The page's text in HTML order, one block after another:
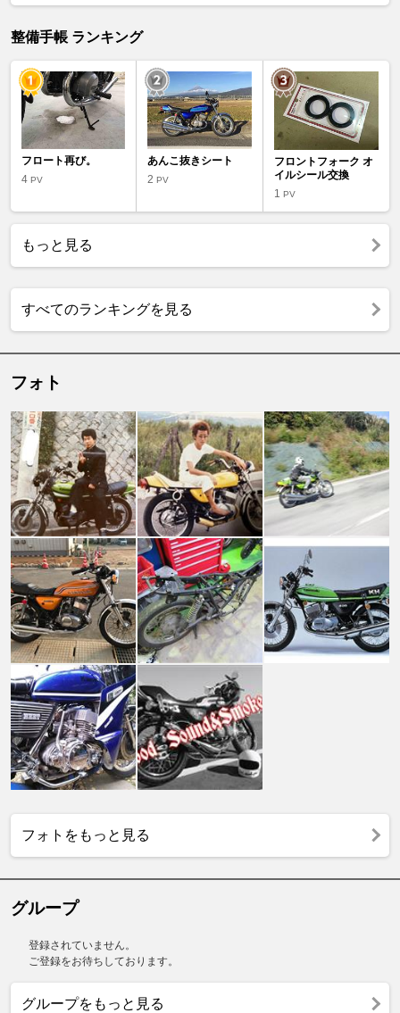
整備手帳 ランキング
フロート再び。
4 PV
あんこ抜きシート
2PV
フロントフォーク オ
イルシール交換
1 PV
もっと見る
すべてのランキングを見る
フォト
フォトをもっと見る
グループ
登録されていません。
ご登録をお待ちしております。
グループをもっと見る